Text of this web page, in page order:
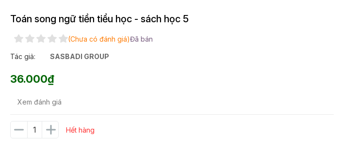
Toán song ngữ tiền tiểu học - sách học 5
(Chưa có đánh giá)Đã bán
Tác giả: SASBADI GROUP
36.000₫
Xem đánh giá
Hết hàng